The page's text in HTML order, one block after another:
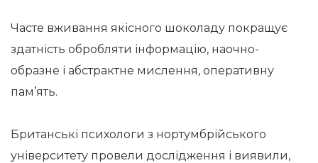
Часте вживання якісного шоколаду покращує
здатність обробляти інформацію, наочно-
образне і абстрактне мислення, оперативну
пам’ять.
Британські психологи з нортумбрійського
університету провели дослідження і виявили,